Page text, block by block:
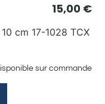
15,00 €
cm 17-1028 TCX
sur commande